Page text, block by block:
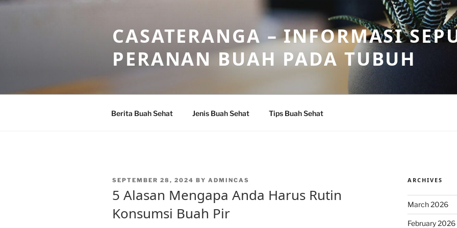
Skip
CASATERANGA – INFORMASI
PERANAN BUAH PADA TUBUH
Berita Buah Sehat Jenis Buah Sehat Tips Buah Sehat
POSTED
SEPTEMBER 28, 2024 BY ADMINCAS
5 Alasan Mengapa Anda Harus Rutin
Konsumsi Buah Pir
ARCHIVES
March 2026
February 2026